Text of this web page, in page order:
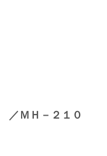
ＭＨ－２１０